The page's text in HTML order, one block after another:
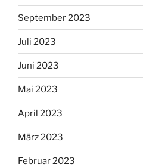
September 2023
Juli 2023
Juni 2023
Mai 2023
April 2023
März 2023
Februar 2023